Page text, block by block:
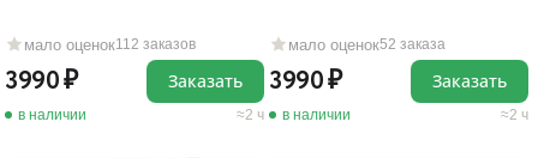
мало оценок112 заказов
3990
в наличии 2 ч
Заказать
мало оценок52 заказа
3990
в наличии 2 ч
Заказать